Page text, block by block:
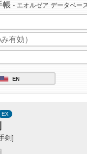
帳 - エオルゼア データベー
EN
EX
剣]